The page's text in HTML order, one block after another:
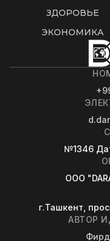
ЗДОРОВЬЕ
ЭКОНОМИКА
№1346
OOO
г.Ташкент,
АВТОР